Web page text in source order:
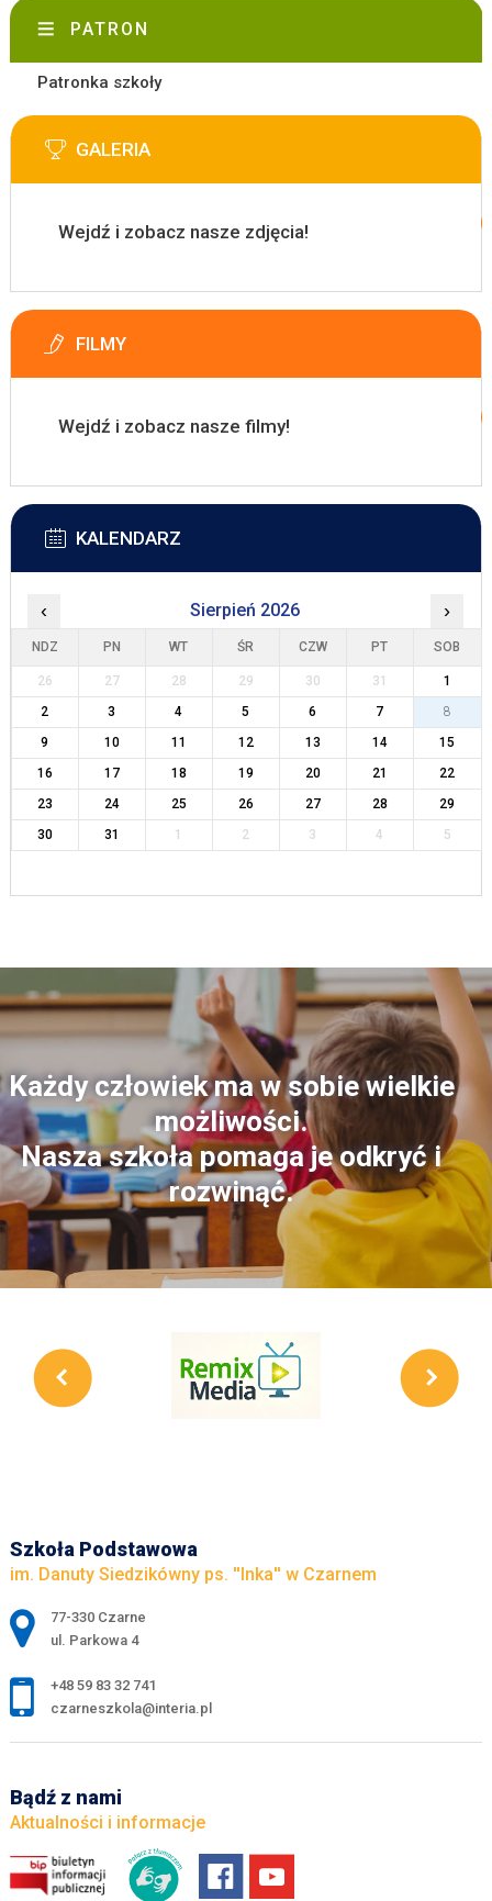
PATRON
Patronka szkoły
GALERIA
Wejdź i zobacz nasze zdjęcia!
FILMY
Wejdź i zobacz nasze filmy!
KALENDARZ
‹ Sierpień 2026 ›
NDZ PN WT ŚR CZW PT SOB
26 27 28 29 30 31
1
2
3 4 5 6 7
8
9
10 11 12 13 14
15
16
17 18 19 20 21
22
23
24 25 26 27 28
29
30
31 1 2 3 4 5
Każdy człowiek ma w sobie wielkie
możliwości.
Nasza szkoła pomaga je odkryć i
rozwinąć.
Szkoła Podstawowa
im. Danuty Siedzikówny ps. ''Inka'' w Czarnem
Adres pocztowy:
77-330 Czarne
ul. Parkowa 4
+48 59 83 32 741
czarneszkola@interia.pl
Bądź z nami
Aktualności i informacje